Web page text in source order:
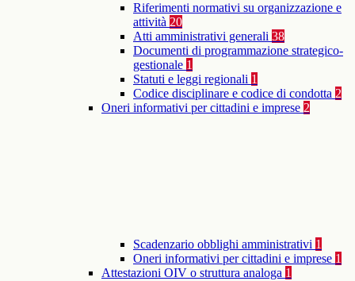
Riferimenti normativi su organizzazione e
attività 20
Atti amministrativi generali 38
Documenti di programmazione strategico-
gestionale 1
Statuti e leggi regionali 1
Codice disciplinare e codice di condotta 2
Oneri informativi per cittadini e imprese 2
Scadenzario obblighi amministrativi 1
Oneri informativi per cittadini e imprese 1
Attestazioni OIV o struttura analoga 1